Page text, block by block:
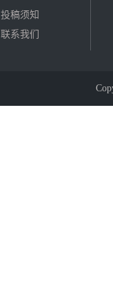
投稿须知
联系我们